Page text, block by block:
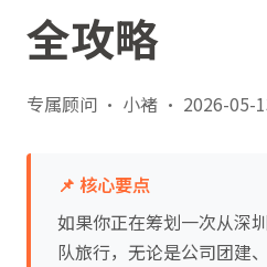
全攻略
专属顾问 · 小褚 · 2026-05-
📌 核心要点
如果你正在筹划一次从深
队旅行，无论是公司团建